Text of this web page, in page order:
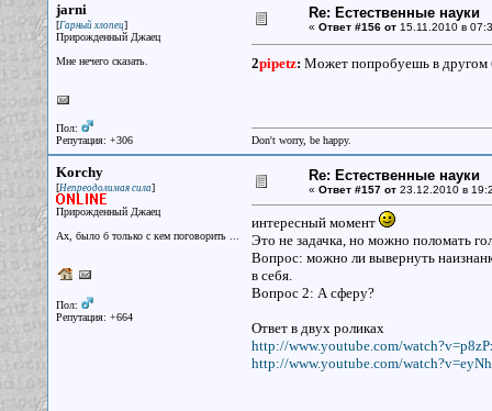
jarni
[Гарный хлопец]
Прирожденный Джаец
Мне нечего сказать.
Пол:
Репутация: +306
Re: Естественные науки
« Ответ #156 от15.11.2010 в
2pipetz: Может попробуешь в другом
Don't worry, be happy.
Korchy
[Непреодолимая сила]
Прирожденный Джаец
Ах, было б только с кем поговорить ...
Пол:
Репутация: +664
Re: Естественные науки
« Ответ #157 от23.12.2010 в
интересный момент
Это не задачка, но можно поломать
Вопрос: можно ли вывернуть
в себя.
Вопрос 2: А сферу?
Ответ в двух роликах
http://www.youtube.com/
http://www.youtube.com/